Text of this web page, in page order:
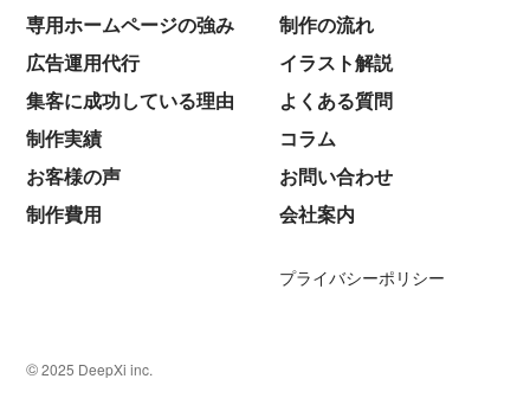
専用ホームページの強み
広告運用代行
集客に成功している理由
制作実績
お客様の声
制作費用
制作の流れ
イラスト解説
よくある質問
コラム
お問い合わせ
会社案内
プライバシーポリシー
© 2025 DeepXi inc.